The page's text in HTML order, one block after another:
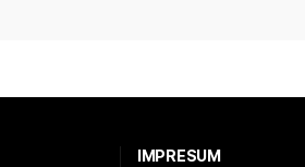
IMPRESUM